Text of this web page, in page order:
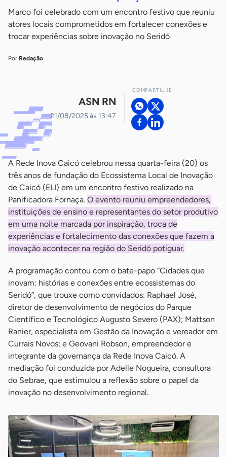
Marco foi celebrado com um encontro festivo que reuniu
atores locais comprometidos em fortalecer conexões e
trocar experiências sobre inovação no Seridó
Por Redação
ASN RN
21/08/2025 às 13:47
COMPARTILHE
A Rede Inova Caicó celebrou nessa quarta-feira (20) os
três anos de fundação do Ecossistema Local de Inovação
de Caicó (ELI) em um encontro festivo realizado na
Panificadora Fornaça. O evento reuniu empreendedores,
instituições de ensino e representantes do setor produtivo
em uma noite marcada por inspiração, troca de
experiências e fortalecimento das conexões que fazem a
inovação acontecer na região do Seridó potiguar.
A programação contou com o bate-papo “Cidades que
inovam: histórias e conexões entre ecossistemas do
Seridó”, que trouxe como convidados: Raphael José,
diretor de desenvolvimento de negócios do Parque
Científico e Tecnológico Augusto Severo (PAX); Mattson
Ranier, especialista em Gestão da Inovação e vereador em
Currais Novos; e Geovani Robson, empreendedor e
integrante da governança da Rede Inova Caicó. A
mediação foi conduzida por Adelle Nogueira, consultora
do Sebrae, que estimulou a reflexão sobre o papel da
inovação no desenvolvimento regional.